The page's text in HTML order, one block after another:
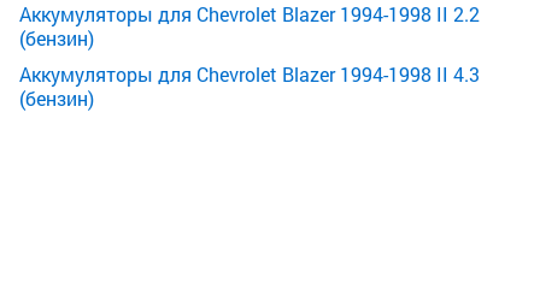
Аккумуляторы для Chevrolet Blazer 1994-1998 II 2.2
(бензин)
Аккумуляторы для Chevrolet Blazer 1994-1998 II 4.3
(бензин)